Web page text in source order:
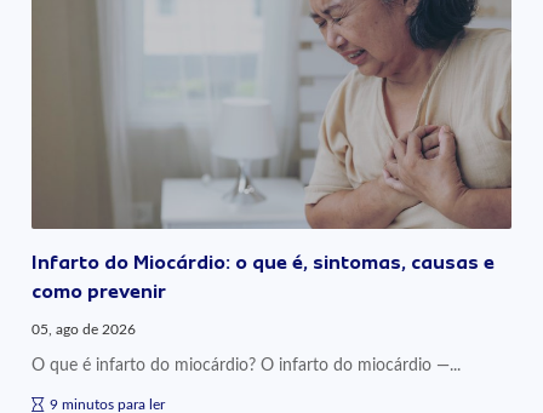
Infarto do Miocárdio: o que é, sintomas, causas e
como prevenir
05, ago de 2026
O que é infarto do miocárdio? O infarto do miocárdio —...
9 minutos para ler